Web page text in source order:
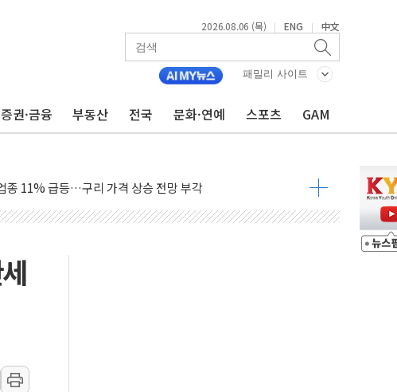
2026.08.06 (목) | ENG | 中文
패밀리 사이트
증권·금융 부동산 전국 문화·연예 스포츠 GAM
로 게임 끝…김민석, 신천지 허위신고에 배신 사과 안 해"
합 비판…"국방개혁은 정치적 감정 따라 추진해선 안 돼"
리아빌드위크' 참가…리모델링 상담 제공
랄까지…대상, 종가가 넘은 건 국경 아닌 '식문화 장벽'
성장주 담은 채권혼합 펀드 2종 출시
삼전·하이닉스'는 사고 급등주는 팔았다
동성 커진 AI 반도체, 메모리 넘어 밸류체인 분산 투자해야"
코스피 4%↓…매도 사이드카 발동
초 클라우드 보안인증 획득